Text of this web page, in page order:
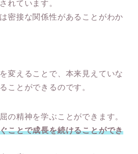
れています。
密接な関係性があることがわか
変えることで、本来見えていな
ことができるのです。
の精神を学ぶことができます。
ことで成長を続けることができ